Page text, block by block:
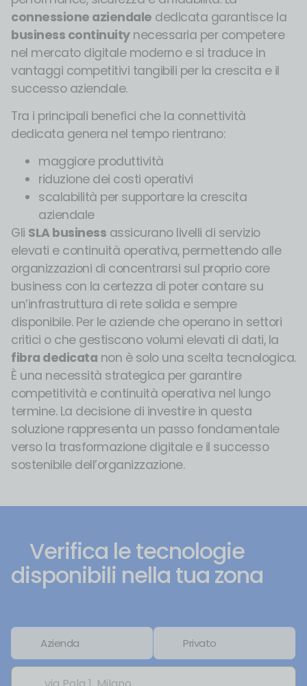
connessione aziendale dedicata garantisce la
business continuitynecessaria per competere
nel mercato digitale moderno e si traduce in
vantaggi competitivi tangibili per la crescita e il
successo aziendale.
Tra i principali benefici che la connettività
dedicata genera nel tempo rientrano:
maggiore produttività
riduzione dei costi operativi
scalabilità per supportare la crescita
aziendale
Gli SLA business assicurano livelli di servizio
elevati e continuità operativa, permettendo alle
organizzazioni di concentrarsi sul proprio core
business con la certezza di poter contare su
un’infrastruttura di rete solida e sempre
disponibile. Per le aziende che operano in settori
critici o che gestiscono volumi elevati di dati, la
fibra dedicata non è solo una scelta tecnologica.
È una necessità strategica per garantire
competitività e continuità operativa nel lungo
termine. La decisione di investire in questa
soluzione rappresenta un passo fondamentale
verso la trasformazione digitale e il successo
sostenibile dell’organizzazione.
Verifica le tecnologie
disponibili nella tua zona
Azienda Privato
Inserisci Indirizzo: